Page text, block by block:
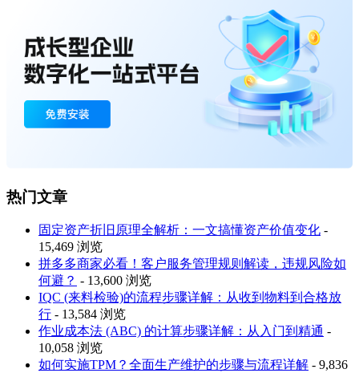
热门文章
固定资产折旧原理全解析：一文搞懂资产价值变化 -
15,469 浏览
拼多多商家必看！客户服务管理规则解读，违规风险如
何避？ - 13,600 浏览
IQC (来料检验)的流程步骤详解：从收到物料到合格放
行 - 13,584 浏览
作业成本法 (ABC) 的计算步骤详解：从入门到精通 -
10,058 浏览
如何实施TPM？全面生产维护的步骤与流程详解 - 9,836